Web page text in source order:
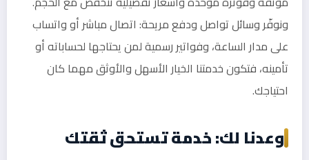
ونوفّر وسائل تواصل ودفع مريحة: اتصال مباشر أو واتساب
على مدار الساعة، وفواتير رسمية لمن يحتاجها لحساباته أو
تأمينه، فتكون خدمتنا الخيار الأسهل والأوثق مهما كان
احتياجك.
وعدنا لك: خدمة تستحق ثقتك